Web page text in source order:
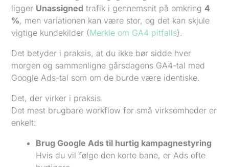
ligger Unassigned trafik i gennemsnit på omkring4
%, men variationen kan være stor, og det kan skjule
vigtige kundekilder (Merkle om GA4 pitfalls).
Det betyder i praksis, at du ikke bør sidde hver
morgen og sammenligne gårsdagens GA4-tal med
Google Ads-tal som om de burde være identiske.
Det, der virker i praksis
Det mest brugbare workflow for små virksomheder er
enkelt:
Brug Google Ads til hurtig kampagnestyring
Hvis du vil følge den korte bane, er Ads ofte